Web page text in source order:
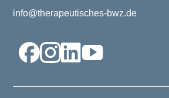
info@therapeutisches-bwz.de